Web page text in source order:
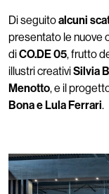
Di seguitoalcuni
presentato le nuove
diCO.DE 05, frutto
illustri creativiSilvia
Menotto, e il
Bona e Lula Ferrari.